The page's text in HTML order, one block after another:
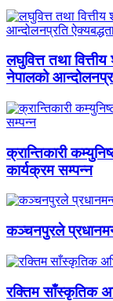
लघुवित्त तथा
नेपालको
क्रान्तिकारी
कार्यक्रम सम्पन्न
कञ्चनपुरले
रक्तिम साँस्कृतिक